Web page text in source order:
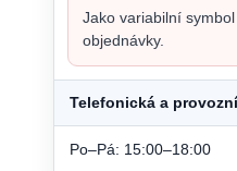
Jako variabilní
objednávky.
Telefonická a
Po–Pá: 15:00–18:00